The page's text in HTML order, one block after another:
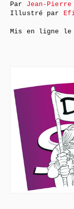
Par Jean-Pierre
Illustré par
Mis en ligne